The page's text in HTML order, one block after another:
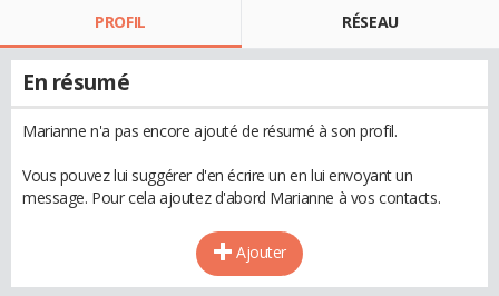
PROFIL RÉSEAU
En résumé
Marianne n'a pas encore ajouté de résumé à son profil.
Vous pouvez lui suggérer d'en écrire un en lui envoyant un
message. Pour cela ajoutez d'abord Marianne à vos contacts.
Ajouter